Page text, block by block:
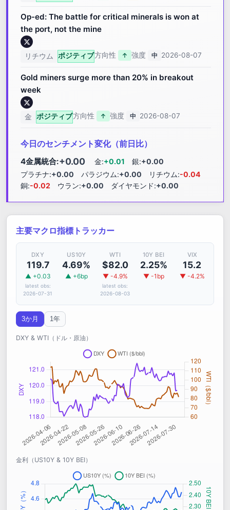
Op-ed: The battle for critical minerals is won at
the port, not the mine
リチウム ポジティブ方向性 ↑ 強度 中 2026-08-07
Gold miners surge more than 20% in breakout
week
金 ポジティブ方向性 ↑ 強度 中 2026-08-07
今日のセンチメント変化（前日比）
4金属統合:+0.00 金:+0.01 銀:+0.00
プラチナ:+0.00 パラジウム:+0.00 リチウム:-0.04
銅:-0.02 ウラン:+0.00 ダイヤモンド:+0.00
主要マクロ指標トラッカー
DXY
119.7
▲ +0.03
latest obs:
2026-07-31
US10Y
4.69%
▲ +6bp
WTI
$82.0
▼ -4.9%
latest obs:
2026-08-03
10Y BEI
2.25%
▼ -1bp
VIX
15.2
▼ -4.2%
3か月 1年
DXY & WTI（ドル・原油）
金利（US10Y & 10Y BEI）